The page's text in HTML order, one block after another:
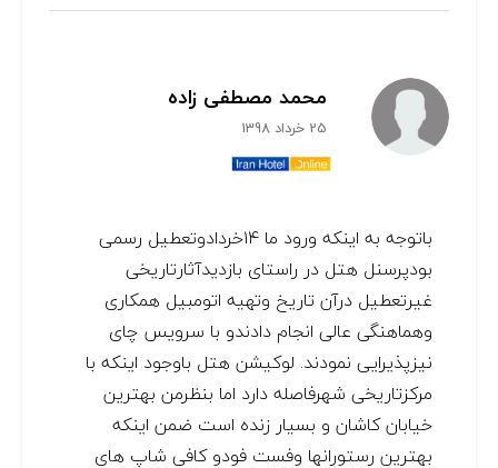
محمد مصطفی زاده
25 خرداد 1398
باتوجه به اینکه ورود ما ۱۴خردادوتعطیل رسمی
بودپرسنل هتل در راستای بازدیدآثارتاریخی
غیرتعطیل درآن تاریخ وتهیه اتومبیل همکاری
وهماهنگی عالی انجام دادندو با سرویس چای
نیزپذیرایی نمودند. لوکیشن هتل باوجود اینکه با
مرکزتاریخی شهرفاصله دارد اما بنظرمن بهترین
خیابان کاشان و بسیار زنده است ضمن اینکه
بهترین رستورانها وفست فودو کافی شاپ های